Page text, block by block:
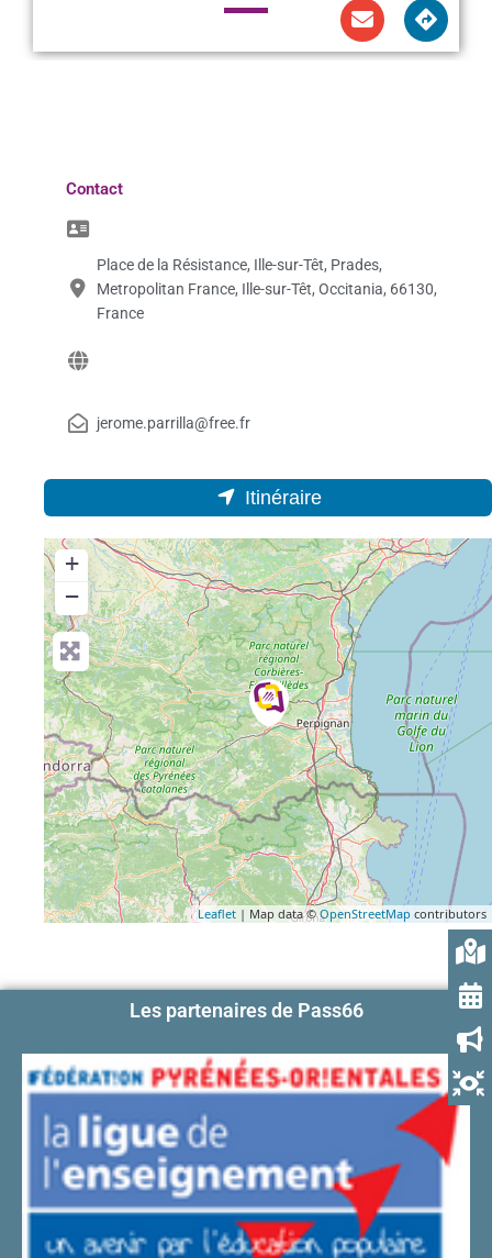
Contact
Place de la Résistance, Ille-sur-Têt, Prades,
Metropolitan France, Ille-sur-Têt, Occitania, 66130,
France
jerome.parrilla@free.fr
Itinéraire
+
−
Leaflet | Map data ©OpenStreetMap contributors
Les partenaires de Pass66